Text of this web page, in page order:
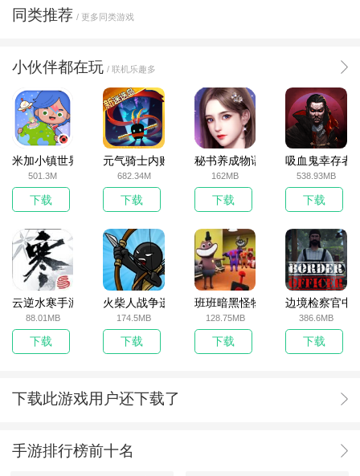
同类推荐 / 更多同类游戏
小伙伴都在玩 / 联机乐趣多
米加小镇世界2025官方版
501.3M
下载
元气骑士内购破解版
682.34M
下载
秘书养成物语
162MB
下载
吸血鬼幸存者
538.93MB
下载
云逆水寒手游
88.01MB
下载
火柴人战争遗产无敌版
174.5MB
下载
班班暗黑怪物生存挑战5
128.75MB
下载
边境检察官中
386.6MB
下载
下载此游戏用户还下载了
手游排行榜前十名